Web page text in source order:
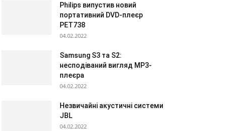
Philips випустив новий
портативний DVD-плеєр
PET738
04.02.2022
Samsung S3 та S2:
несподіваний вигляд МР3-
плеєра
04.02.2022
Незвичайні акустичні системи
JBL
04.02.2022